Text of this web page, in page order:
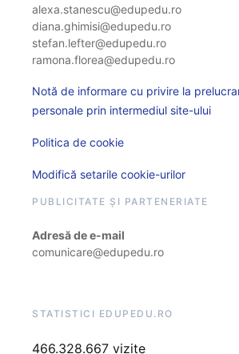
alexa.stanescu@edupedu.ro
diana.ghimisi@edupedu.ro
stefan.lefter@edupedu.ro
ramona.florea@edupedu.ro
Notă de informare cu privire la
personale prin intermediul site-ului
Politica de cookie
Modifică setarile cookie-urilor
PUBLICITATE ȘI PARTENERIATE
Adresă de e-mail
comunicare@edupedu.ro
STATISTICI EDUPEDU.RO
466.328.667 vizite